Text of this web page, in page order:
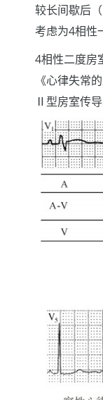
较长间歇后
考虑为4相性
4相性二度房
《心律失常
Ⅱ型房室传导